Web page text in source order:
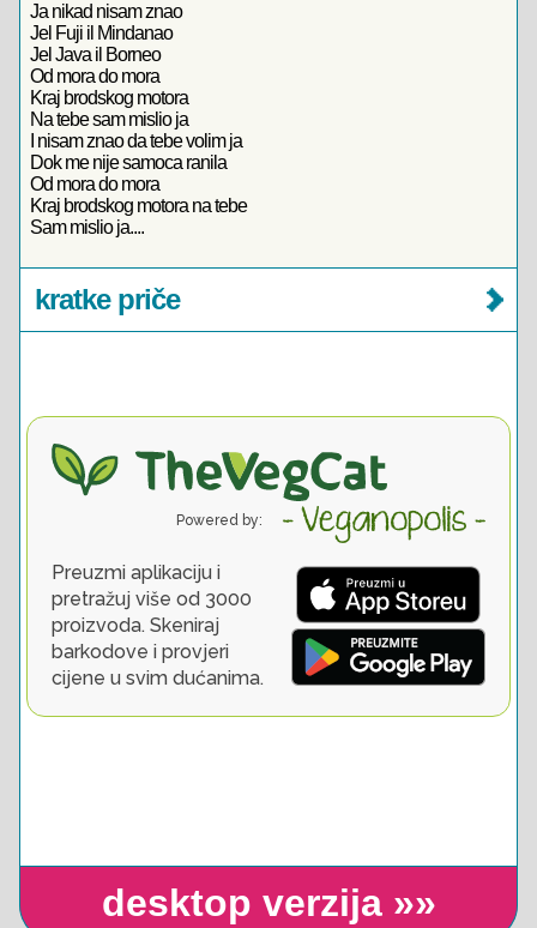
Ja nikad nisam znao
Jel Fuji il Mindanao
Jel Java il Borneo
Od mora do mora
Kraj brodskog motora
Na tebe sam mislio ja
I nisam znao da tebe volim ja
Dok me nije samoca ranila
Od mora do mora
Kraj brodskog motora na tebe
Sam mislio ja....
kratke priče
desktop verzija »»